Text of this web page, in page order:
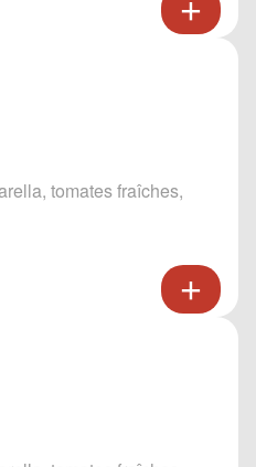
tomates fraîches,